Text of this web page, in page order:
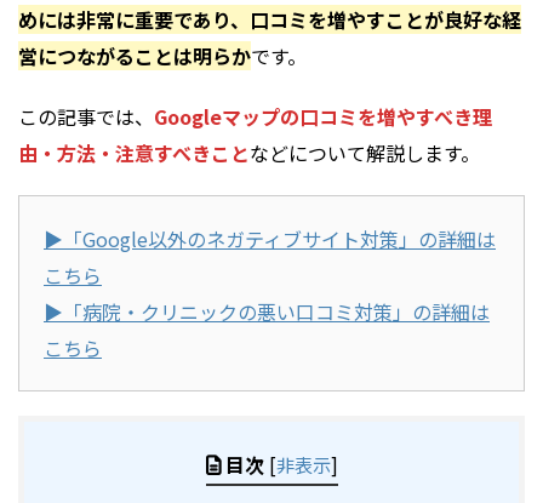
めには非常に重要であり、口コミを増やすことが良好な経
営につながることは明らかです。
この記事では、 Googleマップの口コミを増やすべき理
由・方法・注意すべきことなどについて解説します。
▶︎「Google以外のネガティブサイト対策」 の詳細は
こちら
▶︎「病院・クリニックの悪い口コミ対策」 の詳細は
こちら
目次 [非表示]